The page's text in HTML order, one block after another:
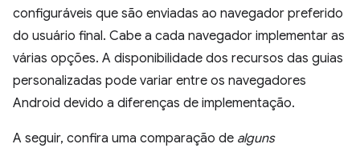
configuráveis que são enviadas ao navegador preferido
do usuário final. Cabe a cada navegador implementar as
várias opções. A disponibilidade dos recursos das guias
personalizadas pode variar entre os navegadores
Android devido a diferenças de implementação.
A seguir, confira uma comparação de alguns